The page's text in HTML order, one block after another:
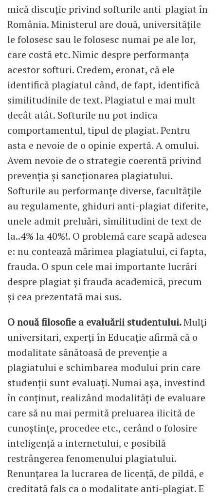
mică discuție privind softurile anti-plagiat în
România. Ministerul are două, universitățile
le folosesc sau le folosesc numai pe ale lor,
care costă etc. Nimic despre performanța
acestor softuri. Credem, eronat, că ele
identifică plagiatul când, de fapt, identifică
similitudinile de text. Plagiatul e mai mult
decât atât. Softurile nu pot indica
comportamentul, tipul de plagiat. Pentru
asta e nevoie de o opinie expertă. A omului.
Avem nevoie de o strategie coerentă privind
prevenția și sancționarea plagiatului.
Softurile au performanțe diverse, facultățile
au regulamente, ghiduri anti-plagiat diferite,
unele admit preluări, similitudini de text de
la..4% la 40%!. O problemă care scapă adesea
e: nu contează mărimea plagiatului, ci fapta,
frauda. O spun cele mai importante lucrări
despre plagiat și frauda academică, precum
și cea prezentată mai sus.
O nouă filosofie a evaluării studentului.Mulți
universitari, experți în Educație afirmă că o
modalitate sănătoasă de prevenție a
plagiatului e schimbarea modului prin care
studenții sunt evaluați. Numai așa, investind
în conținut, realizând modalități de evaluare
care să nu mai permită preluarea ilicită de
cunoștințe, procedee etc., cerând o folosire
inteligență a internetului, e posibilă
restrângerea fenomenului plagiatului.
Renunțarea la lucrarea de licență, de pildă, e
creditată fals ca o modalitate anti-plagiat. E